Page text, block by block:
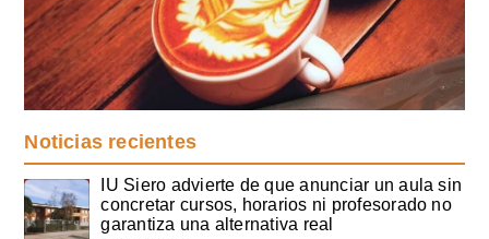
Noticias recientes
IU Siero advierte de que anunciar un aula sin
concretar cursos, horarios ni profesorado no
garantiza una alternativa real